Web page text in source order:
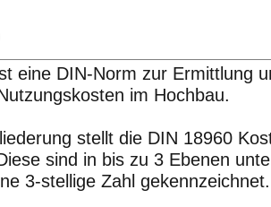
eine DIN-Norm zur Ermittlung
im Hochbau.
stellt die DIN 18960
sind in bis zu 3 Ebenen
3-stellige Zahl gekennzeichnet.